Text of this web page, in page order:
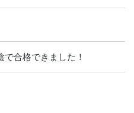
合格できました！